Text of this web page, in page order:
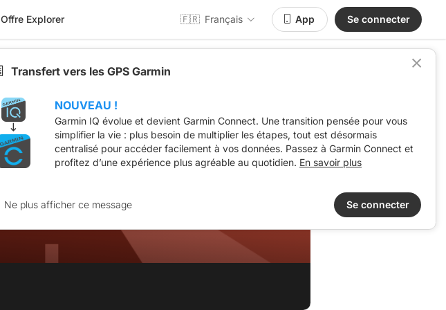
Offre Explorer 🇫🇷 Français App Se connecter
Transfert vers les GPS Garmin
NOUVEAU !
Garmin IQ évolue et devient Garmin Connect. Une transition pensée pour vous
simplifier la vie : plus besoin de multiplier les étapes, tout est désormais
centralisé pour accéder facilement à vos données. Passez à Garmin Connect et
profitez d’une expérience plus agréable au quotidien. En savoir plus
Ne plus afficher ce message Se connecter